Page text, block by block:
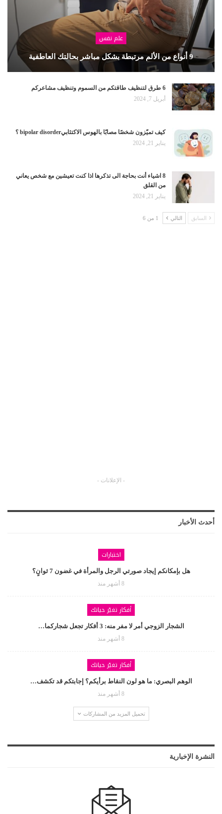
علم نفس
9 أنواع من الألم مرتبطة بشكل مباشر بحالتك العاطفية
6 طرق لتنظيف طاقتكم من السموم وتنظيف مشاعركم
أبريل 7, 2024
كيف تميّزون شخصًا مصابًا بالهوس الاكتئابيbipolar disorder ؟
يناير 21, 2024
8 اشياء أنت بحاجة الى تذكرها اذا كنت تعيشين مع شخص يعاني
من القلق
يناير 21, 2024
السابق التالي 1 من 6
- الإعلانات -
أحدث الأخبار
اختبارات
هل بإمكانكم إيجاد صورتي الرجل والمرأة في غضون 7 ثوانٍ؟
8 أشهر منذ
أفكار تغيّر حياتك
الشجار الزوجي أمر لا مفر منه: 3 أفكار تجعل شجاركما…
8 أشهر منذ
أفكار تغيّر حياتك
الوهم البصري: ما هو لون النقاط برأيكم؟ إجابتكم قد تكشف…
8 أشهر منذ
تحميل المزيد من المشاركات
النشرة الإخبارية